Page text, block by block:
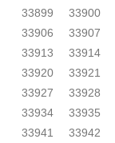
33899
33900
33906
33907
33913
33914
33920
33921
33927
33928
33934
33935
33941
33942